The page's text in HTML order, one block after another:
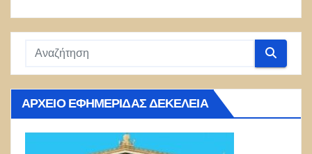
ΑΡΧΕΊΟ ΕΦΗΜΕΡΊΔΑΣ ΔΕΚΈΛΕΙΑ